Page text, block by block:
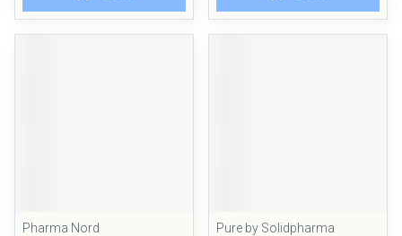
Pharma Nord
Pure by Solidpharma